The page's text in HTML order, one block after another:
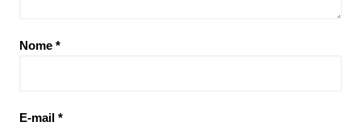
Nome *
E-mail *